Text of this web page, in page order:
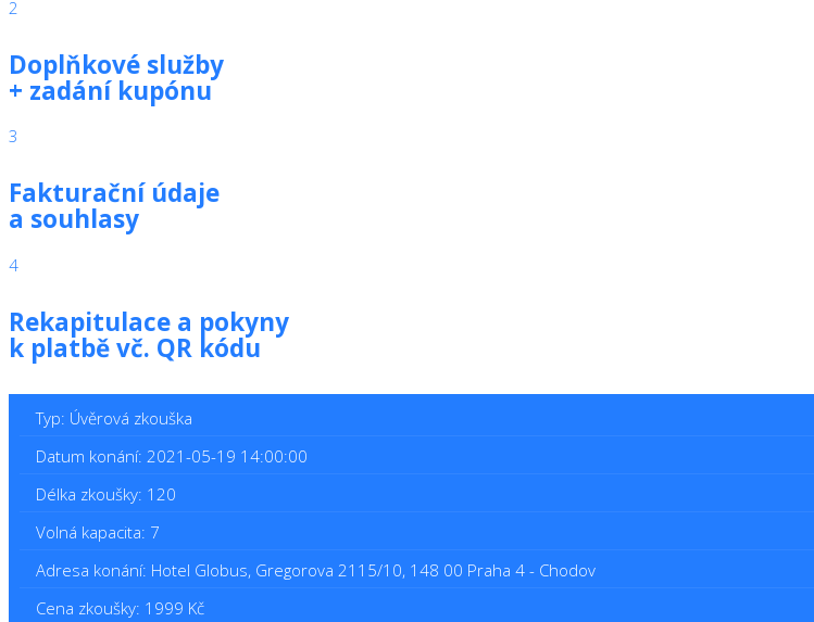
2
Doplňkové služby
+ zadání kupónu
3
Fakturační údaje
a souhlasy
4
Rekapitulace a pokyny
k platbě vč. QR kódu
Typ: Úvěrová zkouška
Datum konání: 2021-05-19 14:00:00
Délka zkoušky: 120
Volná kapacita: 7
Adresa konání: Hotel Globus, Gregorova 2115/10, 148 00 Praha 4 - Chodov
Cena zkoušky: 1999 Kč